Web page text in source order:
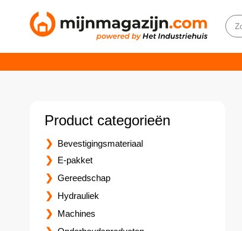
Product categorieën
Bevestigingsmateriaal
E-pakket
Gereedschap
Hydrauliek
Machines